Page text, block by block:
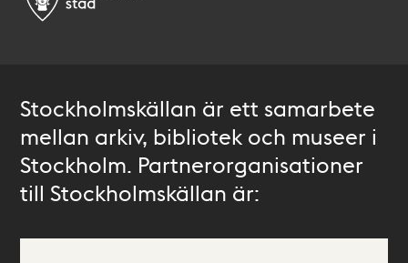
Stockholmskällan är ett samarbete
mellan arkiv, bibliotek och museer i
Stockholm. Partnerorganisationer
till Stockholmskällan är: